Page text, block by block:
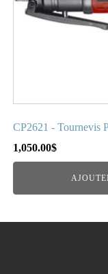
CP2621 - Tournevis
1,050.00$